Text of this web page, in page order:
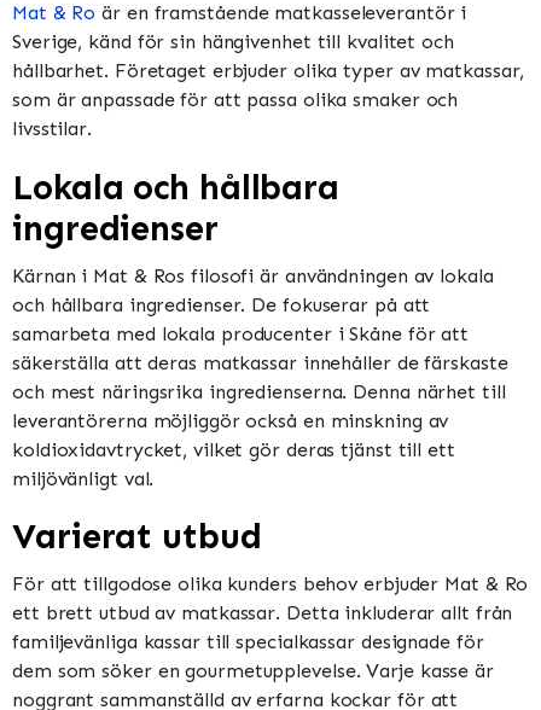
Mat & Ro är en framstående matkasseleverantör i
Sverige, känd för sin hängivenhet till kvalitet och
hållbarhet. Företaget erbjuder olika typer av matkassar,
som är anpassade för att passa olika smaker och
livsstilar.
Lokala och hållbara
ingredienser
Kärnan i Mat & Ros filosofi är användningen av lokala
och hållbara ingredienser. De fokuserar på att
samarbeta med lokala producenter i Skåne för att
säkerställa att deras matkassar innehåller de färskaste
och mest näringsrika ingredienserna. Denna närhet till
leverantörerna möjliggör också en minskning av
koldioxidavtrycket, vilket gör deras tjänst till ett
miljövänligt val.
Varierat utbud
För att tillgodose olika kunders behov erbjuder Mat & Ro
ett brett utbud av matkassar. Detta inkluderar allt från
familjevänliga kassar till specialkassar designade för
dem som söker en gourmetupplevelse. Varje kasse är
noggrant sammanställd av erfarna kockar för att